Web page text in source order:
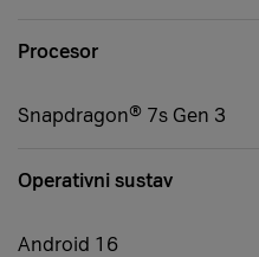
Procesor
Snapdragon® 7s Gen 3
Operativni sustav
Android 16